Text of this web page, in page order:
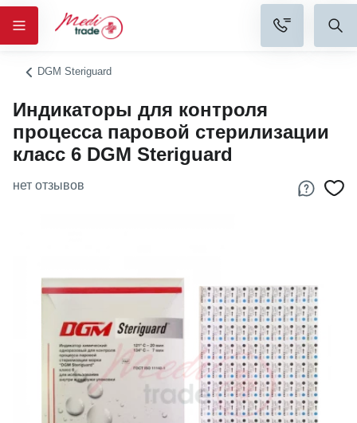
DGM Steriguard
Индикаторы для контроля
процесса паровой стерилизации
класс 6 DGM Steriguard
нет отзывов